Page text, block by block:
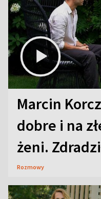
Marcin
dobre i na
żeni.
Rozmowy